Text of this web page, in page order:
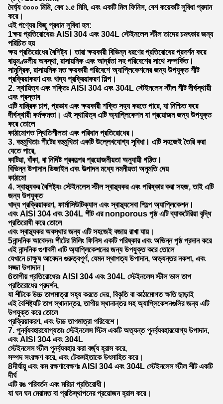
দৈর্ঘ্য ৩০০০ মিমি, বেধ ১.৫ মিমি, এবং একটি মিল ফিনিস, বেশ কয়েকটি সুবিধা প্রদান
করে।
এই পণ্যের কিছু প্রধান সুবিধা হল:
1ক্ষয় প্রতিরোধেরঃ AISI 304 এবং 304L স্টেইনলেস স্টীল তাদের চমৎকার জন্য
পরিচিত হয়
ক্ষয় প্রতিরোধের বৈশিষ্ট্য। তারা ক্ষয়কারী বিভিন্ন ধরণের প্রতিরোধের প্রদর্শন করে
বায়ুমণ্ডলীয় অবস্থা, রাসায়নিক এবং আর্দ্রতা সহ পরিবেশের সাথে সম্পর্কিত।
সামুদ্রিক, রাসায়নিক মত ক্ষয়কারী পরিবেশে অ্যাপ্লিকেশনের জন্য উপযুক্ত শীট
প্রক্রিয়াকরণ এবং খাদ্য প্রক্রিয়াকরণ শিল্প।
2. স্থায়িত্ব এবং শক্তিঃ AISI 304 এবং 304L স্টেইনলেস স্টীল শীট দীর্ঘস্থায়ী
এবং প্রস্তাব
এটি যান্ত্রিক চাপ, প্রভাব এবং ক্ষয়কারী শক্তি সহ্য করতে পারে, যা নিশ্চিত করে
দীর্ঘস্থায়ী কর্মক্ষমতা। এই স্থায়িত্ব এটি অ্যাপ্লিকেশন যা প্রয়োজন জন্য উপযুক্ত
করে তোলে
কাঠামোগত স্থিতিশীলতা এবং পরিধান প্রতিরোধের।
3. বহুমুখিতাঃ শীটের বহুমুখিতা একটি উল্লেখযোগ্য সুবিধা। এটি সহজেই তৈরি করা
যেতে পারে,
কাটিয়া, বাঁকা, বা নির্দিষ্ট প্রকল্পের প্রয়োজনীয়তা অনুযায়ী গঠিত।
বিভিন্ন উপাদান ডিজাইন এবং উত্পাদন মধ্যে নমনীয়তা অনুমতি দেয়
কাঠামো
4. স্বাস্থ্যকর বৈশিষ্ট্যঃ স্টেইনলেস স্টীল স্বাস্থ্যকর এবং পরিষ্কার করা সহজ, তাই এটি
জন্য উপযুক্ত
খাদ্য প্রক্রিয়াকরণ, ফার্মাসিউটিক্যাল এবং স্বাস্থ্যসেবা শিল্পে অ্যাপ্লিকেশন।
এবং AISI 304 এবং 304L শীট এর nonporous পৃষ্ঠ এটি ব্যাকটেরিয়া বৃদ্ধি
প্রতিরোধী করে তোলে
এবং স্বাস্থ্যকর অবস্থার জন্য এটি সহজেই বজায় রাখা যায়।
5নান্দনিক আবেদনঃ শীটের মিলিং ফিনিস একটি পরিষ্কার এবং অভিন্ন পৃষ্ঠ প্রদান করে
এই নান্দনিক গুণাবলী এটি অ্যাপ্লিকেশনের জন্য উপযুক্ত করে তোলে
যেখানে চাক্ষুষ আবেদন গুরুত্বপূর্ণ, যেমন স্থাপত্য উপাদান, অভ্যন্তর নকশা, এবং
সজ্জা উপাদান।
6তাপীয় প্রতিরোধেরঃ AISI 304 এবং 304L স্টেইনলেস স্টীল ভাল তাপ
প্রতিরোধের প্রদর্শন,
যা শীটকে উচ্চ তাপমাত্রা সহ্য করতে দেয়, বিকৃতি বা কাঠামোগত ক্ষতি ছাড়াই
এই বৈশিষ্ট্যটি তাপ স্থানান্তর, তাপীয় স্থানান্তর সহ অ্যাপ্লিকেশনগুলির জন্য এটি
উপযুক্ত করে তোলে
প্রক্রিয়াকরণ, এবং উচ্চ তাপমাত্রা পরিবেশে।
7. পুনর্ব্যবহারযোগ্যতাঃ স্টেইনলেস স্টিল একটি অত্যন্ত পুনর্ব্যবহারযোগ্য উপাদান,
এবং AISI 304 এবং 304L
স্টেইনলেস স্টীল পুনর্ব্যবহার করা বর্জ্য হ্রাস করে,
সম্পদ সংরক্ষণ করে, এবং টেকসইতাকে উৎসাহিত করে।
8দীর্ঘায়ু এবং কম রক্ষণাবেক্ষণঃ AISI 304 এবং 304L স্টেইনলেস স্টীল শীট একটি
দীর্ঘ
এটি রঙ পরিবর্তন এবং মরিচা প্রতিরোধী।
যা ঘন ঘন মেরামত বা প্রতিস্থাপনের প্রয়োজন হ্রাস করে।